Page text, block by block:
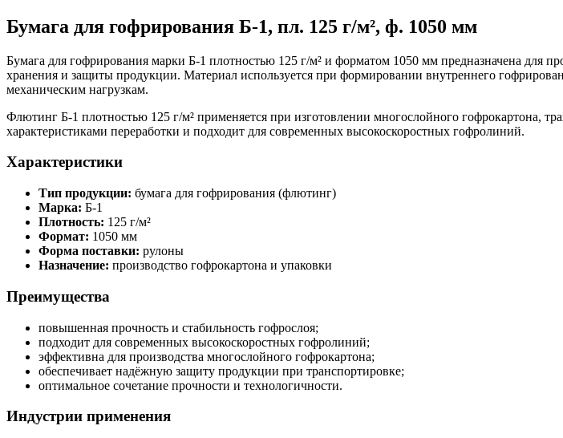
Бумага для гофрирования Б-1, пл. 125 г/м², ф. 1050 мм
Бумага для гофрирования марки Б-1 плотностью 125 г/м² и форматом 1050 мм предназначена для
хранения и защиты продукции. Материал используется при формировании внутреннего
механическим нагрузкам.
Флютинг Б-1 плотностью 125 г/м² применяется при изготовлении многослойного гофрокартона,
характеристиками переработки и подходит для современных высокоскоростных гофролиний.
Характеристики
Тип продукции: бумага для гофрирования (флютинг)
Марка: Б-1
Плотность: 125 г/м²
Формат: 1050 мм
Форма поставки: рулоны
Назначение: производство гофрокартона и упаковки
Преимущества
повышенная прочность и стабильность гофрослоя;
подходит для современных высокоскоростных гофролиний;
эффективна для производства многослойного гофрокартона;
обеспечивает надёжную защиту продукции при транспортировке;
оптимальное сочетание прочности и технологичности.
Индустрии применения